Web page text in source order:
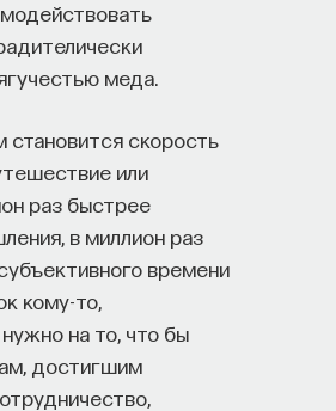
меда.
становится скорость
или
раз быстрее
в миллион раз
времени
кому-то,
на то, что бы
достигшим